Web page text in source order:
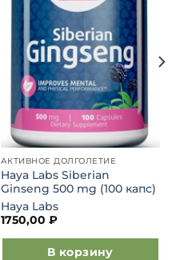
АКТИВНОЕ ДОЛГОЛЕТИЕ
Haya Labs Siberian
Ginseng 500 mg (100 капс)
Haya Labs
1750,00 ₽
В корзину